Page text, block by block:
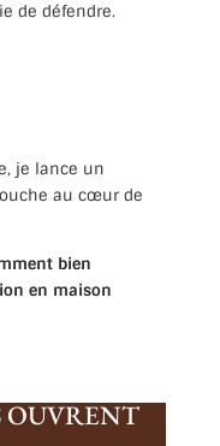
de défendre.
je lance un
au cœur de
en maison
OUVRENT